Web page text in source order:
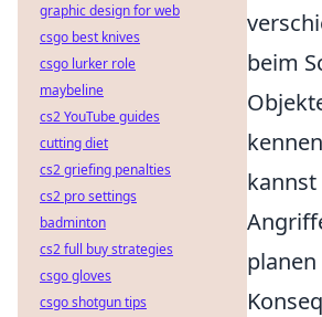
beim
graphic design for web
csgo best knives
csgo lurker role
maybeline
cs2 YouTube guides
cutting diet
cs2 griefing penalties
cs2 pro settings
badminton
cs2 full buy strategies
csgo gloves
csgo shotgun tips